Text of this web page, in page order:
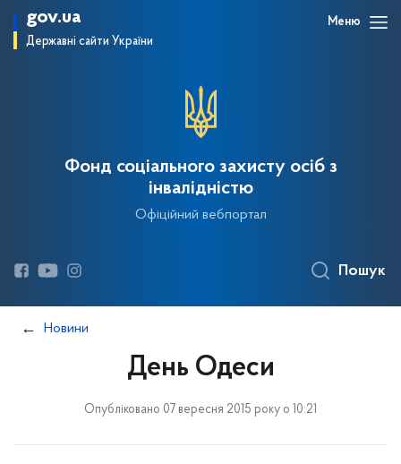
gov.ua
Державні сайти України
Меню
Фонд соціального захисту осіб з
інвалідністю
Офіційний вебпортал
Пошук
Новини
День Одеси
Опубліковано 07 вересня 2015 року о 10:21